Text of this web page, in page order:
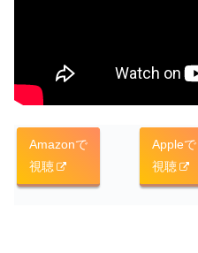
Amazonで
視聴
Apple
視聴